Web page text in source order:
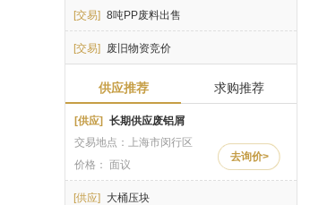
[交易] 8吨PP废料出售
[交易] 废旧物资竞价
供应推荐 求购推荐
[供应]
长期供应废铝屑
交易地点：上海市闵行区
价格： 面议
去询价>
[供应] 大桶压块